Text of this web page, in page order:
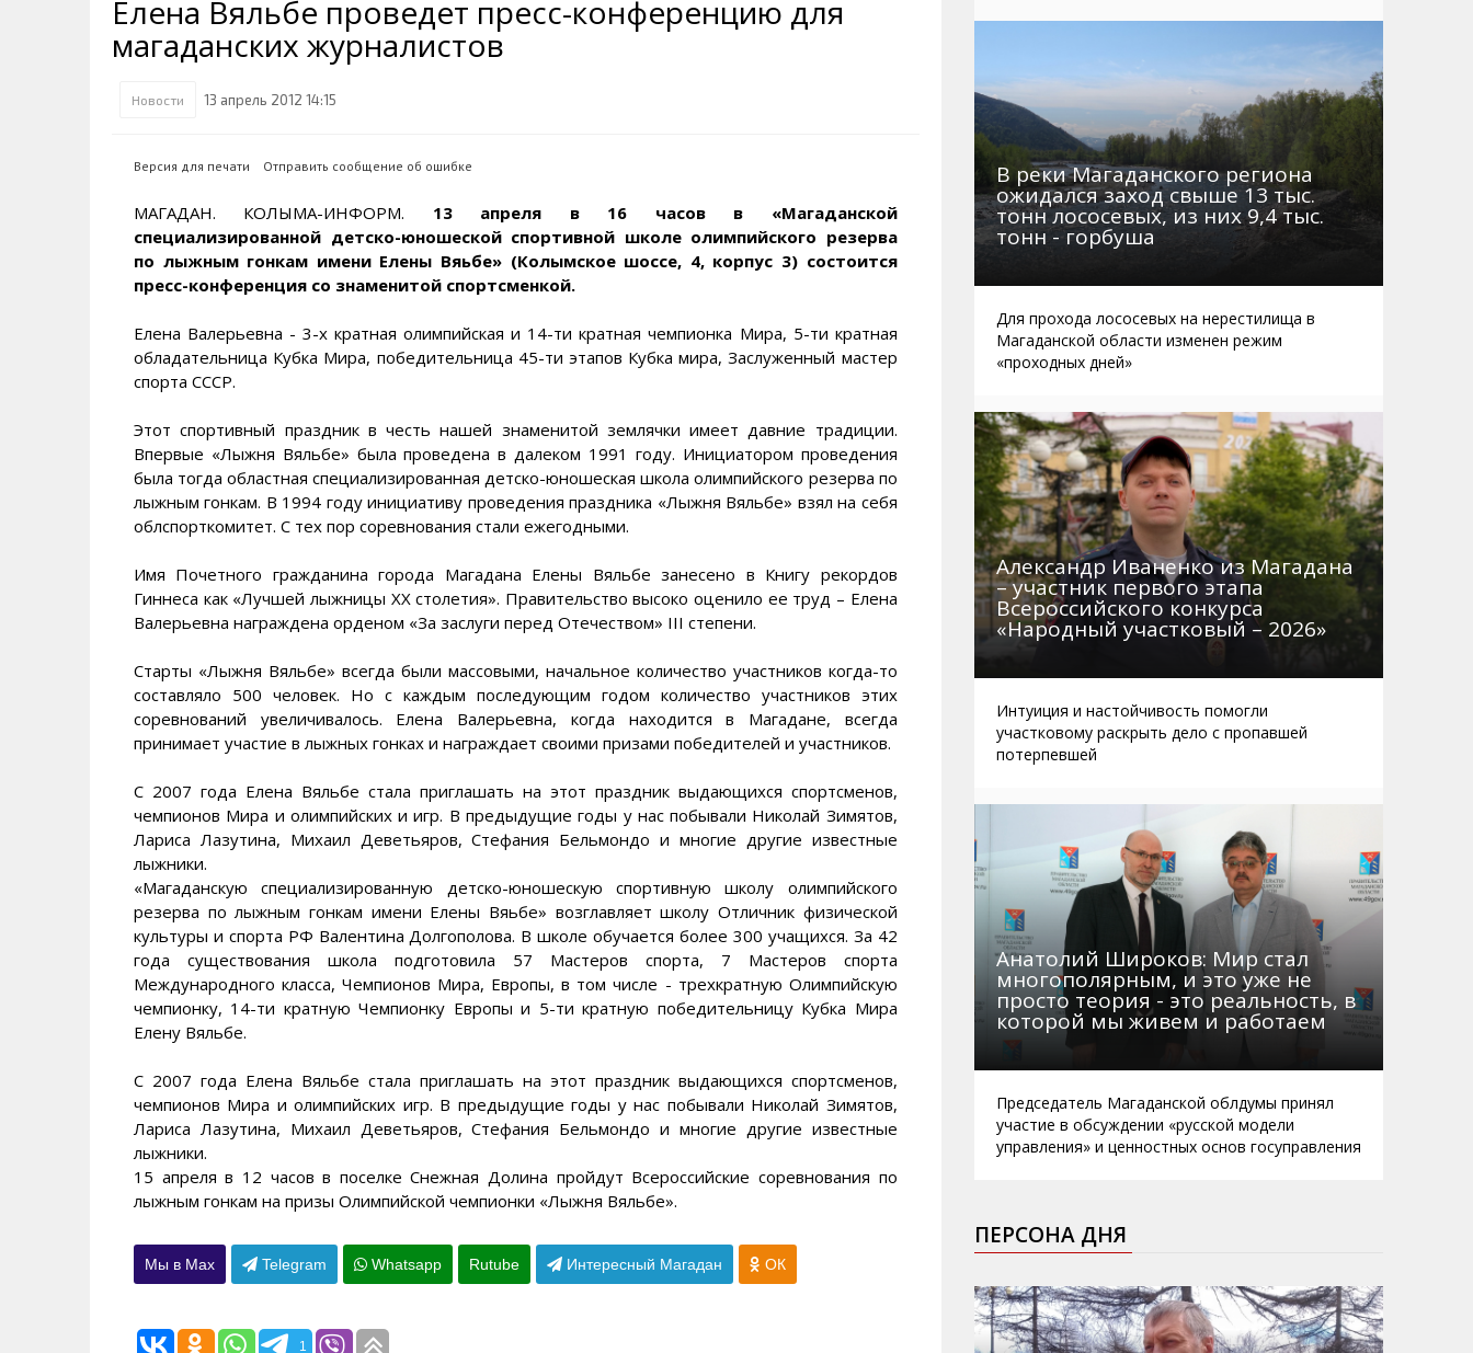
Транспортная инфраструктура
Их надо знать. Галерея славы
Колымы
Достопримечательности
Туристическик маршруты
Интерактивная карта
Песни о Колыме
Кинохроника Магадана
Автобусы Магадан – Аэропорт
Таблица приливов отливов
Губернатор
Наркоте нет
Аэропорт Магадан
Сельское хозяйство
Аварии ДТП
Кванториум
Визит
Горнолыжная школа
Алименты
УМВД
Магадан в Instagram
Не мусорить
Браконьеры
Елена Вяльбе проведет пресс-конференцию для
магаданских журналистов
Новости 13 апрель 2012 14:15
Версия для печати Отправить сообщение об ошибке
МАГАДАН. КОЛЫМА-ИНФОРМ. 13 апреля в 16 часов в «Магаданской
специализированной детско-юношеской спортивной школе олимпийского резерва
по лыжным гонкам имени Елены Вяьбе» (Колымское шоссе, 4, корпус 3) состоится
пресс-конференция со знаменитой спортсменкой.
Елена Валерьевна - 3-х кратная олимпийская и 14-ти кратная чемпионка Мира, 5-ти кратная
обладательница Кубка Мира, победительница 45-ти этапов Кубка мира, Заслуженный мастер
спорта СССР.
Этот спортивный праздник в честь нашей знаменитой землячки имеет давние традиции.
Впервые «Лыжня Вяльбе» была проведена в далеком 1991 году. Инициатором проведения
была тогда областная специализированная детско-юношеская школа олимпийского резерва по
лыжным гонкам. В 1994 году инициативу проведения праздника «Лыжня Вяльбе» взял на себя
облспорткомитет. С тех пор соревнования стали ежегодными.
Имя Почетного гражданина города Магадана Елены Вяльбе занесено в Книгу рекордов
Гиннеса как «Лучшей лыжницы XX столетия». Правительство высоко оценило ее труд – Елена
Валерьевна награждена орденом «За заслуги перед Отечеством» III степени.
Старты «Лыжня Вяльбе» всегда были массовыми, начальное количество участников когда-то
составляло 500 человек. Но с каждым последующим годом количество участников этих
соревнований увеличивалось. Елена Валерьевна, когда находится в Магадане, всегда
принимает участие в лыжных гонках и награждает своими призами победителей и участников.
С 2007 года Елена Вяльбе стала приглашать на этот праздник выдающихся спортсменов,
чемпионов Мира и олимпийских и игр. В предыдущие годы у нас побывали Николай Зимятов,
Лариса Лазутина, Михаил Деветьяров, Стефания Бельмондо и многие другие известные
лыжники.
«Магаданскую специализированную детско-юношескую спортивную школу олимпийского
резерва по лыжным гонкам имени Елены Вяьбе» возглавляет школу Отличник физической
культуры и спорта РФ Валентина Долгополова. В школе обучается более 300 учащихся. За 42
года существования школа подготовила 57 Мастеров спорта, 7 Мастеров спорта
Международного класса, Чемпионов Мира, Европы, в том числе - трехкратную Олимпийскую
чемпионку, 14-ти кратную Чемпионку Европы и 5-ти кратную победительницу Кубка Мира
Елену Вяльбе.
С 2007 года Елена Вяльбе стала приглашать на этот праздник выдающихся спортсменов,
чемпионов Мира и олимпийских игр. В предыдущие годы у нас побывали Николай Зимятов,
Лариса Лазутина, Михаил Деветьяров, Стефания Бельмондо и многие другие известные
лыжники.
15 апреля в 12 часов в поселке Снежная Долина пройдут Всероссийские соревнования по
лыжным гонкам на призы Олимпийской чемпионки «Лыжня Вяльбе».
Мы в Max Telegram Whatsapp Rutube Интересный Магадан ОК
1
В реки Магаданского региона
ожидался заход свыше 13 тыс.
тонн лососевых, из них 9,4 тыс.
тонн - горбуша
Для прохода лососевых на нерестилища в
Магаданской области изменен режим
«проходных дней»
Александр Иваненко из Магадана
– участник первого этапа
Всероссийского конкурса
«Народный участковый – 2026»
Интуиция и настойчивость помогли
участковому раскрыть дело с пропавшей
потерпевшей
Анатолий Широков: Мир стал
многополярным, и это уже не
просто теория - это реальность, в
которой мы живем и работаем
Председатель Магаданской облдумы принял
участие в обсуждении «русской модели
управления» и ценностных основ госуправления
ПЕРСОНА ДНЯ